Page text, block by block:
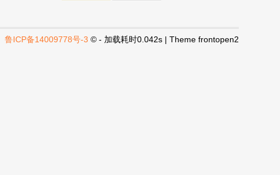
鲁ICP备14009778号-3 © - 加载耗时0.042s | Theme frontopen2